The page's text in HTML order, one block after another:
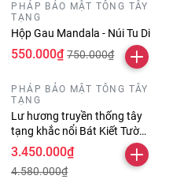
PHÁP BẢO MẬT TÔNG TÂY
TẠNG
Hộp Gau Mandala - Núi Tu Di
550.000₫ 750.000₫
PHÁP BẢO MẬT TÔNG TÂY
TẠNG
Lư hương truyền thống tây
tạng khắc nổi Bát Kiết Tường
và thần chú
Omanipadmehums dài 30
cm
3.450.000₫
4.580.000₫